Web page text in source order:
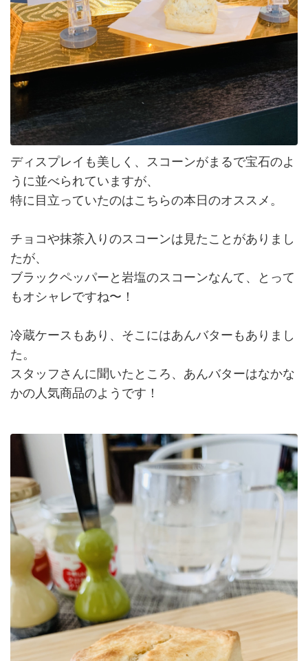
ディスプレイも美しく、スコーンがまるで宝石のよ
うに並べられていますが、
特に目立っていたのはこちらの本日のオススメ。
チョコや抹茶入りのスコーンは見たことがありまし
たが、
ブラックペッパーと岩塩のスコーンなんて、とって
もオシャレですね〜！
冷蔵ケースもあり、そこにはあんバターもありまし
た。
スタッフさんに聞いたところ、あんバターはなかな
かの人気商品のようです！